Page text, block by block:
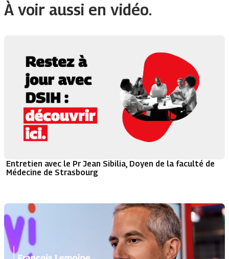
À voir aussi en vidéo.
Entretien avec le Pr Jean Sibilia, Doyen de la faculté de
Médecine de Strasbourg